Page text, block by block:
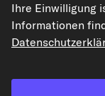
FAST
Art.-Nr. FT58032
Ihre Einwilligung
Informationen